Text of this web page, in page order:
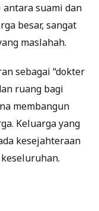
suami dan
besar, sangat
maslahah.
sebagai “dokter
ruang bagi
membangun
Keluarga yang
kesejahteraan